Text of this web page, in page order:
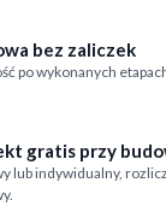
bez zaliczek
po wykonanych
gratis przy
lub indywidualny,